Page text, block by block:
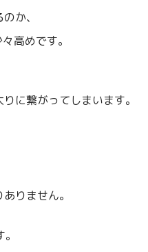
か、
高めです。
に繋がってしまいます。
りません。